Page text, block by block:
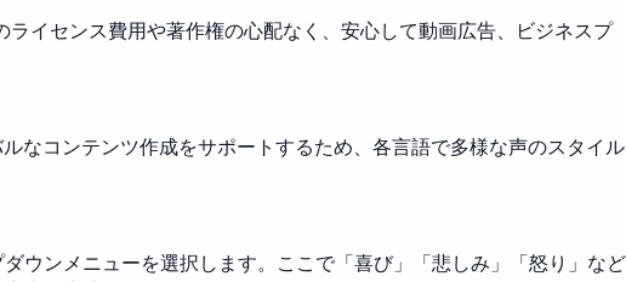
イセンス費用や著作権の心配なく、安心して動画広告、ビジネスプ
なコンテンツ作成をサポートするため、各言語で多様な声のスタイル
ウンメニューを選択します。ここで「喜び」「悲しみ」「怒り」など